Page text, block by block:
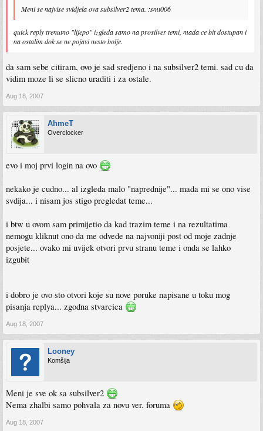
Meni se najvise svidjela ova subsilver2 tema. :smt006
quick reply trenutno "lijepo" izgleda samo na prosilver temi, mada ce bit dostupan i
na ostalim dok se ne pojavi nesto bolje.
da sam sebe citiram, ovo je sad sredjeno i na subsilver2 temi. sad cu da
vidim moze li se slicno uraditi i za ostale.
Aug 18, 2007
AhmeT
Overclocker
evo i moj prvi login na ovo
nekako je cudno... al izgleda malo "naprednije"... mada mi se ono vise
svdija... i nisam jos stigo pregledat teme...
i btw u ovom sam primijetio da kad trazim teme i na rezultatima
nemogu kliknut ono da me odvede na najvoniji post od moje zadnje
posjete... ovako mi uvijek otvori prvu stranu teme i onda se lahko
izgubit
i dobro je ovo sto otvori koje su nove poruke napisane u toku mog
pisanja replya... zgodna stvarcica
Aug 18, 2007
Looney
Komšija
Meni je sve ok sa subsilver2
Nema zhalbi samo pohvala za novu ver. foruma
Aug 18, 2007